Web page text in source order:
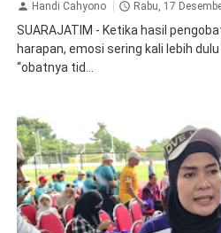
Handi Cahyono Rabu, 17
SUARAJATIM - Ketika hasil
harapan, emosi sering kali lebih
“obatnya tid...